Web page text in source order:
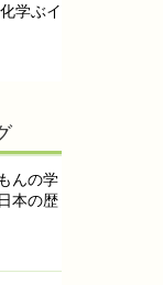
学ぶイ
んの学
本の歴